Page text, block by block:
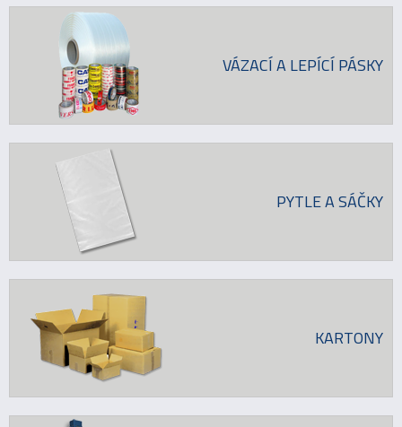
VÁZACÍ A LEPÍCÍ PÁSKY
PYTLE A SÁČKY
KARTONY